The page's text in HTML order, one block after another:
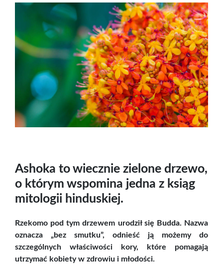
Ashoka to wiecznie zielone drzewo,
o którym wspomina jedna z ksiąg
mitologii hinduskiej.
Rzekomo pod tym drzewem urodził się Budda. Nazwa
oznacza „bez smutku”, odnieść ją możemy do
szczególnych właściwości kory, które pomagają
utrzymać kobiety w zdrowiu i młodości.